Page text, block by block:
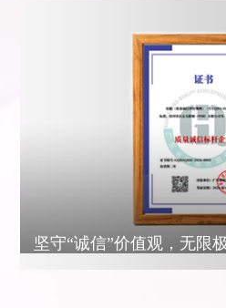
坚守“诚信”价值观，无限